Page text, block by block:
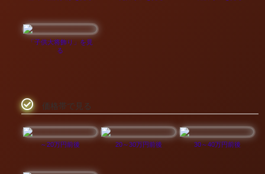
「子供大将飾り」を見
る
価格帯で見る
～20万円前後 20～30万円前後 30～40万円前後